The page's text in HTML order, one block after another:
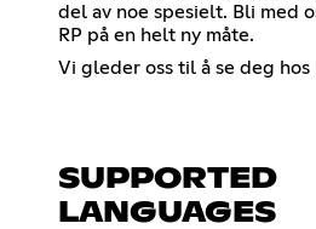
del av noe spesielt. Bli med
RP på en helt ny måte.
Vi gleder oss til å se deg hos
SUPPORTED
LANGUAGES